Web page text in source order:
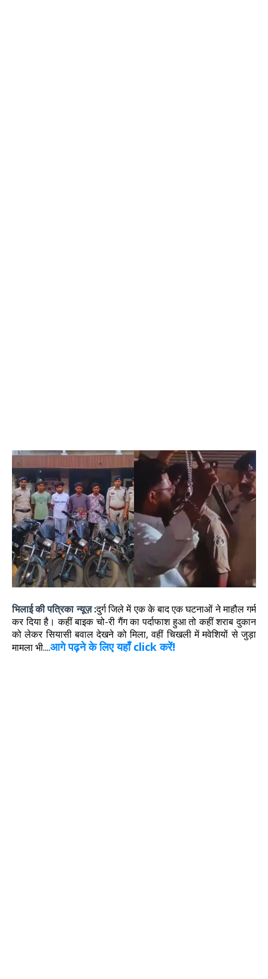
भिलाई की पत्रिका न्यूज़ :दुर्ग जिले में एक के बाद एक घटनाओं ने माहौल गर्म
कर दिया है। कहीं बाइक चो-री गैंग का पर्दाफाश हुआ तो कहीं शराब दुकान
को लेकर सियासी बवाल देखने को मिला, वहीं चिखली में मवेशियों से जुड़ा
मामला भी....आगे पढ़ने के लिए यहाँ click करें!